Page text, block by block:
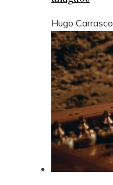
Hugo Carrasco